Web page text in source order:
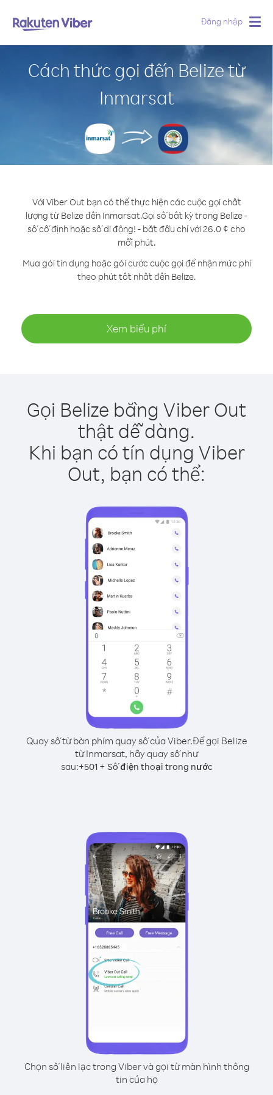
Đăng nhập
Cách thức gọi đến Belize từ
Inmarsat
Với Viber Out bạn có thể thực hiện các cuộc gọi chất
lượng từ Belize đến Inmarsat.Gọi số bất kỳ trong Belize -
số cố định hoặc số di động! - bắt đầu chỉ với 26.0 ¢ cho
mỗi phút.
Mua gói tín dụng hoặc gói cước cuộc gọi để nhận mức phí
theo phút tốt nhất đến Belize.
Xem biểu phí
Gọi Belize bằng Viber Out
thật dễ dàng.
Khi bạn có tín dụng Viber
Out, bạn có thể:
Quay số từ bàn phím quay số của Viber.Để gọi Belize
từ Inmarsat, hãy quay số như
sau:+501+ Số điện thoại trong nước
Chọn số liên lạc trong Viber và gọi từ màn hình thông
tin của họ